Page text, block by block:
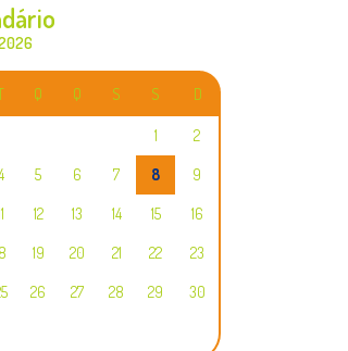
2026
Q Q S S D
1 2
5 6 7 8 9
12 13 14 15 16
19 20 21 22 23
26 27 28 29 30